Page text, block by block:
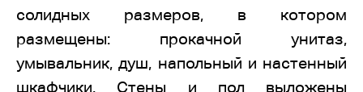
солидных размеров, в котором
размещены: прокачной унитаз,
умывальник, душ, напольный и настенный
шкафчики. Стены и пол выложены